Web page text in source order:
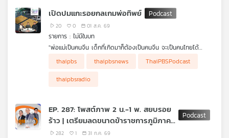
และ “พ.พิพัฒน์ รัชกิจประการ” จะเกิดอะไรขึ้นหากการเมืองไทยไม่มี
2 น.-1 พ. ฟังในรายการ สมมุติว่า ในรูปแบบ Podcast
เปิดปมแกะรอยกลเกมพ่อทิพย์
20 0 01 ส.ค. 69
รายการ : ไม่มีในบท
"พ่อแม่เป็นคนจีน เด็กที่เกิดมาก็ต้องเป็นคนจีน จะเป็นคนไทยได้
เด็กชาวจีนมีสัญชาติไทย รายการ ไม่มีในบท ชวนย้อนจุดเริ่มต้น
ปฏิบัติการถอดเกล็ดมังกร ทลายเครือข่ายพ่อทิพย์-แจ้งเกิดเท็จ แล้ว
สวมสิทธิสัญชาติไทยให้เด็กจีน ไปค้นพบว่าพ่อทิพย์บางคนถึงหุ้นบริ
เจษฎา ต้นจำปา จากกลุ่มข่าวสืบสวน สำนักข่าว ไทยพีบีเอส ค่ะ
thaipbs thaipbsnews
ThaiPBSPodcast
thaipbsradio
EP. 287: โพสต์ภาพ 2 น.-1 พ. สยบรอย
ร้าว | เตรียมลดขนาดข้าราชการภูมิภาค |
อำนาจ กมธ. งบประมาณ
282 1 31 ก.ค. 69